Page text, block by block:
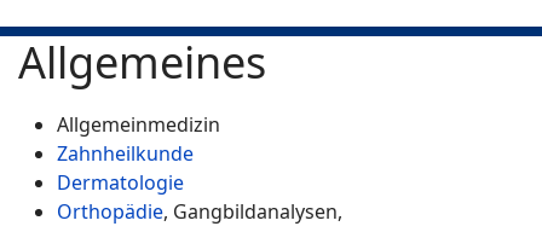
Allgemeines
Allgemeinmedizin
Zahnheilkunde
Dermatologie
Orthopädie, Gangbildanalysen,